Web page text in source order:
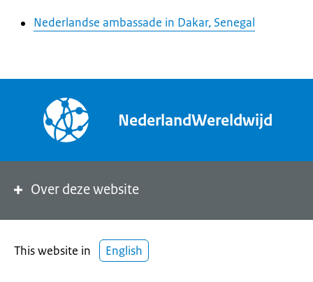
Nederlandse ambassade in Dakar, Senegal
NederlandWereldwijd
Over deze website
This website in English